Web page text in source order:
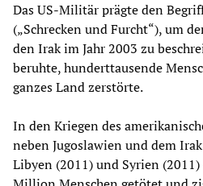
Das US-Militär prägte den
(„Schrecken und Furcht“), um
den Irak im Jahr 2003 zu
beruhte, hunderttausende
ganzes Land zerstörte.
In den Kriegen des
neben Jugoslawien und dem
Libyen (2011) und Syrien